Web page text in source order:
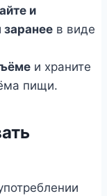
и
в виде
и храните
пищи.